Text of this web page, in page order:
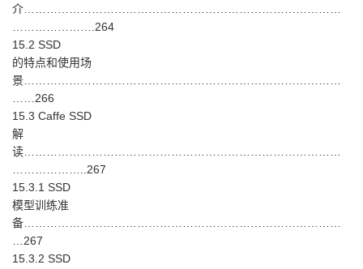
介…………………………………………………………………………
………………….264
15.2 SSD
的特点和使用场
景…………………………………………………………………………
……266
15.3 Caffe SSD
解
读…………………………………………………………………………
………………..267
15.3.1 SSD
模型训练准
备…………………………………………………………………………
…267
15.3.2 SSD